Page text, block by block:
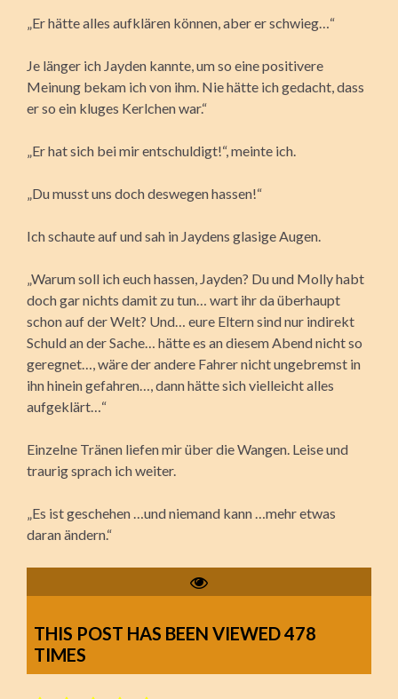
„Er hätte alles aufklären können, aber er schwieg…“
Je länger ich Jayden kannte, um so eine positivere
Meinung bekam ich von ihm. Nie hätte ich gedacht, dass
er so ein kluges Kerlchen war.“
„Er hat sich bei mir entschuldigt!“, meinte ich.
„Du musst uns doch deswegen hassen!“
Ich schaute auf und sah in Jaydens glasige Augen.
„Warum soll ich euch hassen, Jayden? Du und Molly habt
doch gar nichts damit zu tun… wart ihr da überhaupt
schon auf der Welt? Und… eure Eltern sind nur indirekt
Schuld an der Sache… hätte es an diesem Abend nicht so
geregnet…, wäre der andere Fahrer nicht ungebremst in
ihn hinein gefahren…, dann hätte sich vielleicht alles
aufgeklärt…“
Einzelne Tränen liefen mir über die Wangen. Leise und
traurig sprach ich weiter.
„Es ist geschehen …und niemand kann …mehr etwas
daran ändern.“
THIS POST HAS BEEN VIEWED478
TIMES